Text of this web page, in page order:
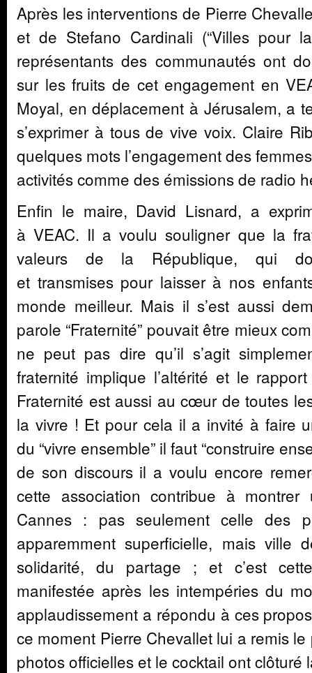
Après les interventions de Pierre
et de Stefano Cardinali (“Villes pour
représentants des communautés ont
sur les fruits de cet engagement en
Moyal, en déplacement à Jérusalem, a
s’exprimer à tous de vive voix. Claire
quelques mots l’engagement des
activités comme des émissions de radio
Enfin le maire, David Lisnard, a
à VEAC. Il a voulu souligner que la
valeurs de la République, qui
et transmises pour laisser à nos
monde meilleur. Mais il s’est aussi
parole “Fraternité” pouvait être mieux
ne peut pas dire qu’il s’agit
fraternité implique l’altérité et le
Fraternité est aussi au cœur de toutes
la vivre ! Et pour cela il a invité à faire
du “vivre ensemble” il faut “construire
de son discours il a voulu encore
cette association contribue à
Cannes : pas seulement celle des
apparemment superficielle, mais ville
solidarité, du partage ; et c’est
manifestée après les intempéries du
applaudissement a répondu à ces
ce moment Pierre Chevallet lui a remis
photos officielles et le cocktail ont clôturé